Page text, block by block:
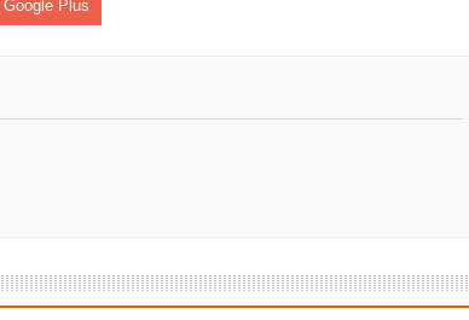
πλημμύρες και κινδυνεύουμε να
Plus